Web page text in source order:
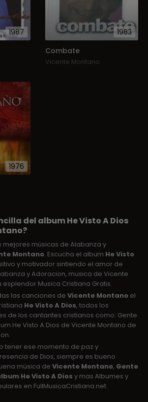
1987
1983
Combate
Vicente Montano
1976
del album He Visto A Dios
mejores músicas de Alabanza y
Montano. Escucha el album He Visto
y motivador sintiendo el amor de
y Adoracion, musica de Vicente
Musica Cristiana Gratis.
las canciones de Vicente Montano el
He Visto A Dios, todos los
de los cantantes cristianos como: Gente
He Visto A Dios de Vicente Montano de
tener ese momento de paz y
de Dios, siempre es bueno
música de Vicente Montano, Gente
He Visto A Dios y mas Albumes y
en FullMusicaCristiana.net